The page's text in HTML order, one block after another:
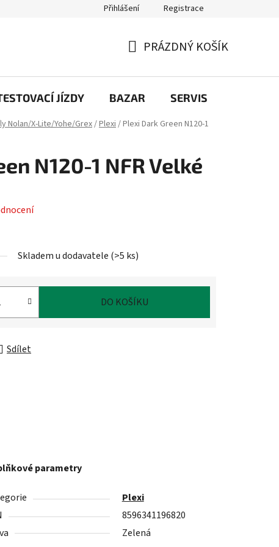
Přihlášení Registrace
KOŠÍK
PRÁZDNÝ KOŠÍK
JÍZDY BAZAR SERVIS
Nolan/X-Lite/Yohe/Grex/Plexi/Plexi Dark Green N120-1
N120-1 NFR Velké
Skladem u dodavatele (>5 ks)
DO KOŠÍKU
Sdílet
parametry
Plexi
8596341196820
Zelená